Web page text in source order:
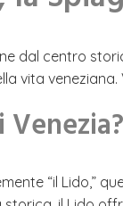
dal centro
vita
Venezia?
“il Lido,”